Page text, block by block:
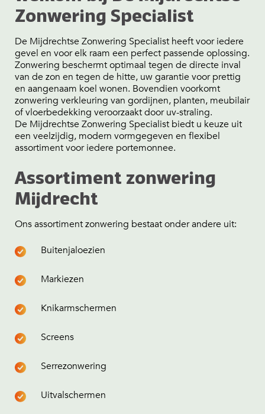
Zonwering Specialist
De Mijdrechtse Zonwering Specialist heeft voor iedere
gevel en voor elk raam een perfect passende oplossing.
Zonwering beschermt optimaal tegen de directe inval
van de zon en tegen de hitte, uw garantie voor prettig
en aangenaam koel wonen. Bovendien voorkomt
zonwering verkleuring van gordijnen, planten, meubilair
of vloerbedekking veroorzaakt door uv-straling.
De Mijdrechtse Zonwering Specialist biedt u keuze uit
een veelzijdig, modern vormgegeven en flexibel
assortiment voor iedere portemonnee.
Assortiment zonwering
Mijdrecht
Ons assortiment zonwering bestaat onder andere uit:
Buitenjaloezien
Markiezen
Knikarmschermen
Screens
Serrezonwering
Uitvalschermen